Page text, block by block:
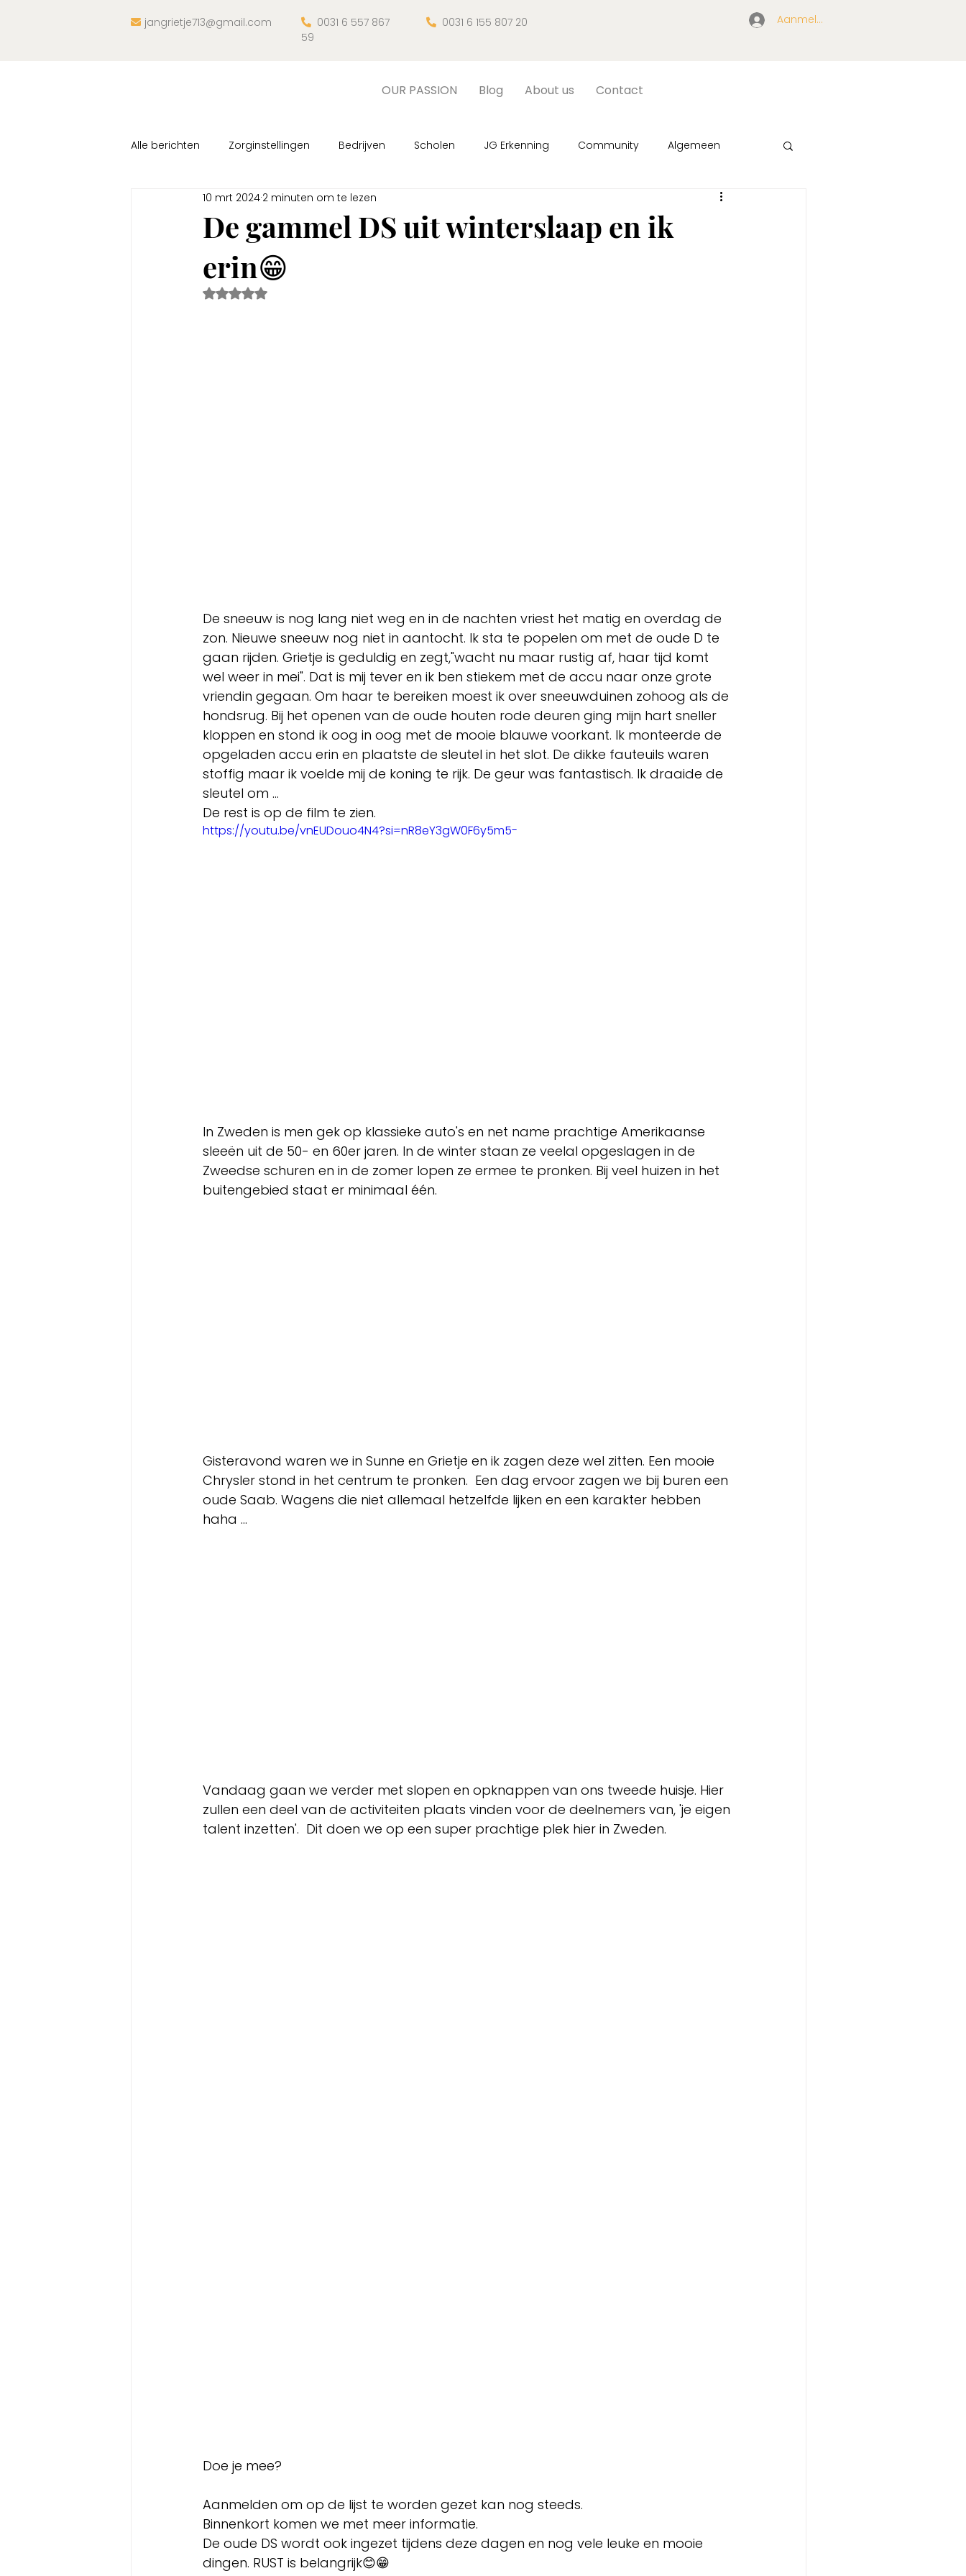
 jangrietje713@gmail.com 
0031 6 557 867
59
 0031 6 155 807 20 Aanmelden/ inloggen
OUR PASSION Blog About us Contact
Alle berichten Zorginstellingen Bedrijven Scholen JG Erkenning Community Algemeen
Ontdekkingsreis Trainingen, sessies
De gammel DS uit winterslaap en ik
erin😁
10 mrt 2024 2 minuten om te lezen
Beoordeeld met NaN uit 5 sterren.
De sneeuw is nog lang niet weg en in de nachten vriest het matig en overdag de
zon. Nieuwe sneeuw nog niet in aantocht. Ik sta te popelen om met de oude D te
gaan rijden. Grietje is geduldig en zegt,"wacht nu maar rustig af, haar tijd komt
wel weer in mei". Dat is mij tever en ik ben stiekem met de accu naar onze grote
vriendin gegaan. Om haar te bereiken moest ik over sneeuwduinen zohoog als de
hondsrug. Bij het openen van de oude houten rode deuren ging mijn hart sneller
kloppen en stond ik oog in oog met de mooie blauwe voorkant. Ik monteerde de
opgeladen accu erin en plaatste de sleutel in het slot. De dikke fauteuils waren
stoffig maar ik voelde mij de koning te rijk. De geur was fantastisch. Ik draaide de
sleutel om ...
De rest is op de film te zien.
https://youtu.be/vnEUDouo4N4?si=nR8eY3gW0F6y5m5-
In Zweden is men gek op klassieke auto's en net name prachtige Amerikaanse
sleeën uit de 50- en 60er jaren. In de winter staan ze veelal opgeslagen in de
Zweedse schuren en in de zomer lopen ze ermee te pronken. Bij veel huizen in het
buitengebied staat er minimaal één.
Gisteravond waren we in Sunne en Grietje en ik zagen deze wel zitten. Een mooie
Chrysler stond in het centrum te pronken.  Een dag ervoor zagen we bij buren een
oude Saab. Wagens die niet allemaal hetzelfde lijken en een karakter hebben
haha ...
Vandaag gaan we verder met slopen en opknappen van ons tweede huisje. Hier
zullen een deel van de activiteiten plaats vinden voor de deelnemers van, 'je eigen
talent inzetten'.  Dit doen we op een super prachtige plek hier in Zweden.
Doe je mee?
Aanmelden om op de lijst te worden gezet kan nog steeds.
Binnenkort komen we met meer informatie.
De oude DS wordt ook ingezet tijdens deze dagen en nog vele leuke en mooie
dingen. RUST is belangrijk😊😁